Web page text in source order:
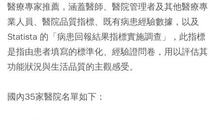
醫療專家推薦，涵蓋醫師、醫院管理者及其他醫療專
業人員、醫院品質指標、既有病患經驗數據，以及
Statista 的「病患回報結果指標實施調查」，此指標
是指由患者填寫的標準化、經驗證問卷，用以評估其
功能狀況與生活品質的主觀感受。
國內35家醫院名單如下：